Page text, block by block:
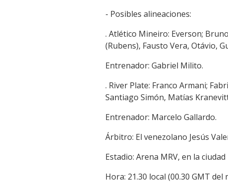
- Posibles alineaciones:
. Atlético Mineiro: Everson;
(Rubens), Fausto Vera, Otávio,
Entrenador: Gabriel Milito.
. River Plate: Franco Armani;
Santiago Simón, Matías
Entrenador: Marcelo Gallardo.
Árbitro: El venezolano Jesús
Estadio: Arena MRV, en la
Hora: 21.30 local (00.30 GMT del